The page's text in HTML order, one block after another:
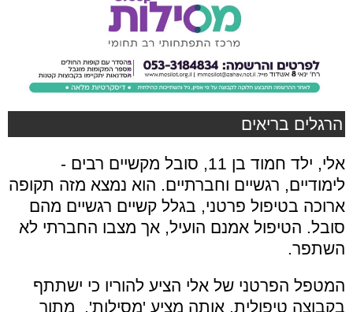
הרגלים בריאים
אלי, ילד חמוד בן 11, סובל מקשיים רבים -
לימודיים, רגשיים וחברתיים. הוא נמצא מזה תקופה
ארוכה בטיפול פרטני, בגלל קשיים רגשיים מהם
סובל. הטיפול אמנם הועיל, אך מצבו החברתי לא
השתפר.
המטפל הפרטני של אלי הציע להוריו כי ישתתף
בקבוצה טיפולית, אותה מציע 'מסילות', מתוך